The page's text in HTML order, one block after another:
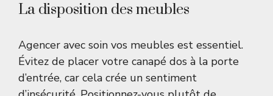
La disposition des meubles
Agencer avec soin vos meubles est essentiel.
Évitez de placer votre canapé dos à la porte
d’entrée, car cela crée un sentiment